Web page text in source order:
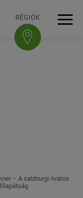
RÉGIÓK
– A salzburgi óváros